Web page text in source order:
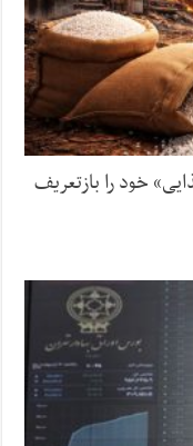
خود را بازتعریف